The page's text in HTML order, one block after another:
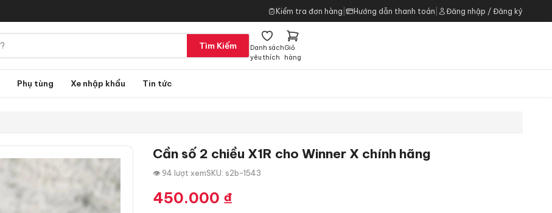
Kiểm tra đơn hàng Hướng dẫn thanh toán Đăng nhập / Đăng ký
Tìm Kiếm
Danh sách
yêu thích
Giỏ
hàng
Phụ tùng Xe nhập khẩu Tin tức
Cần số 2 chiều X1R cho Winner X chính hãng
👁 94 lượt xemSKU: s2b-1543
450.000 ₫